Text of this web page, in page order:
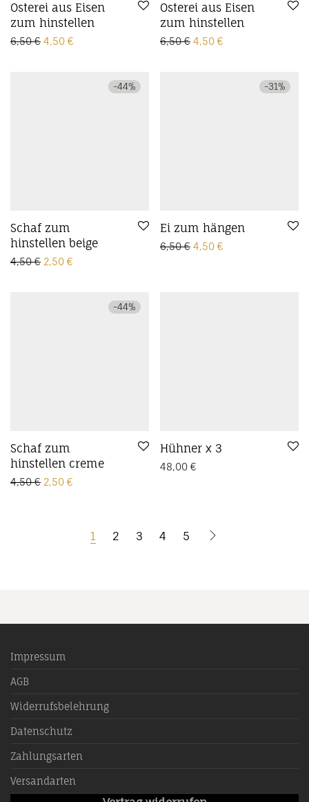
Osterei aus Eisen
zum hinstellen
6,50€ Ursprünglicher Preis war: 6,50 €
4,50 € Aktueller Preis ist: 4,50 €.
Osterei aus Eisen
zum hinstellen
6,50€ Ursprünglicher Preis
4,50 €
-44%
Schaf zum
hinstellen beige
4,50€ Ursprünglicher Preis war: 4,50 €
2,50 €
-31%
Ei zum hängen
6,50€ Ursprünglicher Preis
4,50 €
-44%
Schaf zum
hinstellen creme
4,50€ Ursprünglicher Preis war: 4,50 €
2,50 €
Hühner x 3
48,00 €
1 2 3 4 5
Impressum
AGB
Widerrufsbelehrung
Datenschutz
Zahlungsarten
Versandarten